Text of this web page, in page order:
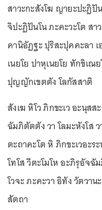
สาวะกะสังโฆ ญายะปะฏิปั
จิปะฏิปันโน ภะคะวะโต ส
คานิอัฏฐะ ปุริสะปุคคะลา
เนยโย ปาหุเนยโย ทักขิเ
ปุญญักเขตตัง โลกัสสาติ
สังเฆ หิโว ภิกขะเว อะนุส
ฉัมภิตัตตัง วา โลมะหังโส
ตะถาคะโต หิ ภิกขะเวอะร
โทโส วีตะโมโห อะภิรุอัจ
โวจะ ภะคะวา อิทัง วัตวาน
สัตถา